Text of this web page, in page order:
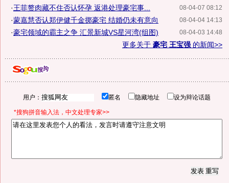
08-04-07 08:12
·王菲赘肉藏不住否认怀孕 返港处理豪宅事...
08-04-04 14:13
·蒙嘉慧否认郑伊健千金掷豪宅 结婚仍未有意向
08-04-03 14:48
·豪宅领域的霸主之争 汇景新城VS星河湾(组图)
更多关于 豪宅 王宝强 的新闻>>
用户： 匿名 隐藏地址 设为辩论话题
*搜狗拼音输入法，中文处理专家>>